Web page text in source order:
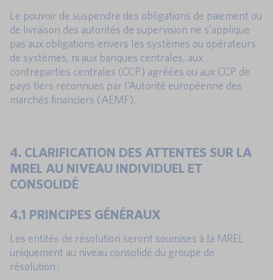
Le pouvoir de suspendre des obligations de paiement ou
de livraison des autorités de supervision ne s’applique
pas aux obligations envers les systèmes ou opérateurs
de systèmes, ni aux banques centrales, aux
contreparties centrales (CCP) agréées ou aux CCP de
pays tiers reconnues par l’Autorité européenne des
marchés financiers (AEMF).
4. CLARIFICATION DES ATTENTES SUR LA
MREL AU NIVEAU INDIVIDUEL ET
CONSOLIDÉ
4.1 PRINCIPES GÉNÉRAUX
Les entités de résolution seront soumises à la MREL
uniquement au niveau consolidé du groupe de
résolution :